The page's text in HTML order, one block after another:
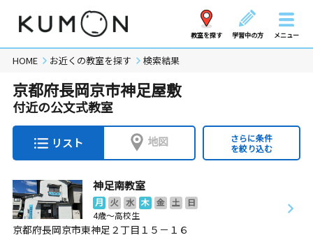
教室を探す 学習中の方 メニュー
HOME お近くの教室を探す 検索結果
京都府長岡京市神足屋敷
付近の公文式教室
リスト 地図
さらに条件
を絞り込む
神足南教室
月 火 水 木 金 土
日
4歳～高校生
京都府長岡京市東神足２丁目１５－１６